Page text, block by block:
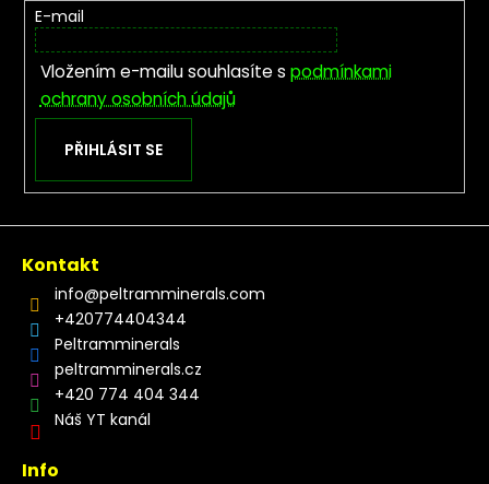
E-mail
Vložením e-mailu souhlasíte s podmínkami
ochrany osobních údajů
PŘIHLÁSIT SE
Kontakt
info@peltramminerals.com
+420774404344
Peltramminerals
peltramminerals.cz
+420 774 404 344
Náš YT kanál
Info